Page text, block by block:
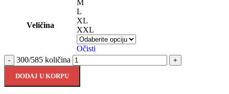
Veličina
M
L
XL
XXL
Očisti
- 300/585 količina +
DODAJ U KORPU